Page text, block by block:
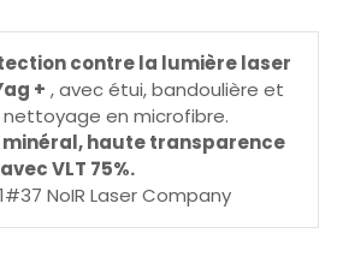
contre la lumière laser
+ , avec étui, bandoulière et
en microfibre.
minéral, haute transparence
avec VLT 75%.
NoIR Laser Company